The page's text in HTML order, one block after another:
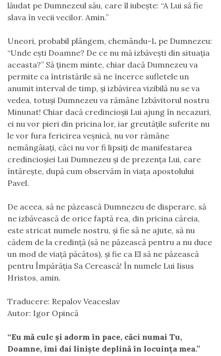
lăudat pe Dumnezeul său, care îl iubește: “A Lui să fie
slava în vecii vecilor. Amin.”
Uneori, probabil plângem, chemându-L pe Dumnezeu:
“Unde ești Doamne? De ce nu mă izbăvești din situația
aceasta?” Să ținem minte, chiar dacă Dumnezeu va
permite ca întristările să ne încerce sufletele un
anumit interval de timp, și izbăvirea vizibilă nu se va
vedea, totuși Dumnezeu va rămâne Izbăvitorul nostru
Minunat! Chiar dacă credincioșii Lui ajung în necazuri,
ei nu vor pieri din pricina lor, iar greutățile suferite nu
le vor fura fericirea veșnică, nu vor rămâne
nemângâiați, căci nu vor fi lipsiți de manifestarea
credincioșiei Lui Dumnezeu și de prezența Lui, care
întărește, după cum observăm în viața apostolului
Pavel.
De aceea, să ne păzească Dumnezeu de disperare, să
ne izbăvească de orice faptă rea, din pricina căreia,
este stricat numele nostru, și fie să ne ajute, să nu
cădem de la credință (să ne păzească pentru a nu duce
un mod de viață păcătos), și fie ca El să ne păzească
pentru Împărăția Sa Cerească! În numele Lui Iisus
Hristos, amin.
Traducere: Repalov Veaceslav
Autor: Igor Opincă
“Eu mă culc şi adorm în pace, căci numai Tu,
Doamne, îmi dai linişte deplină în locuinţa mea.”